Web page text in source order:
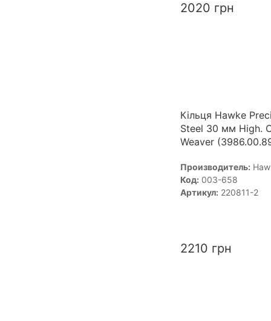
2020 грн
Кільця Hawke
Steel 30 мм High.
Weaver
Производитель:
Код: 003-658
Артикул: 220811-2
2210 грн